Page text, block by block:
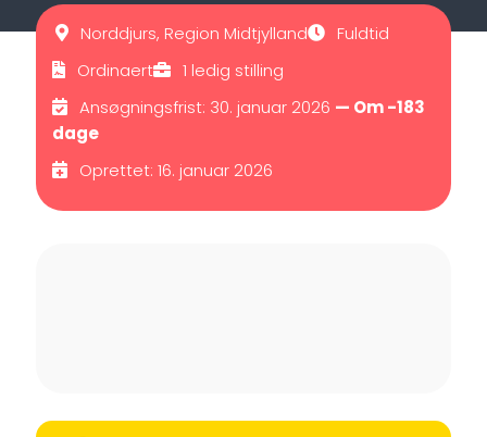
Norddjurs, Region Midtjylland
Fuldtid
Ordinaert
1 ledig stilling
Ansøgningsfrist: 30. januar 2026 — Om -183
dage
Oprettet: 16. januar 2026